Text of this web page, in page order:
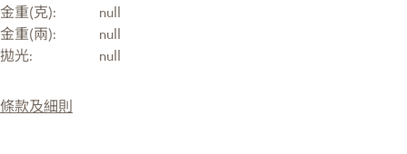
金重(克):
null
金重(兩):
null
拋光:
null
條款及細則